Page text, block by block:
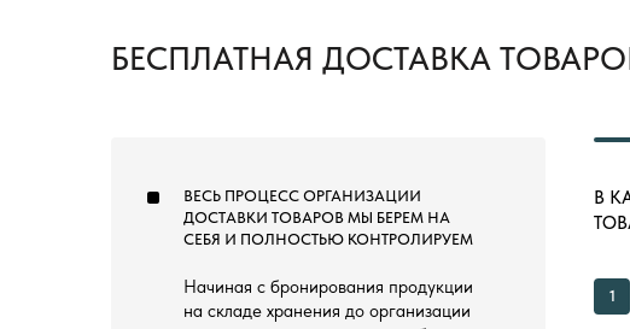
БЕСПЛАТНАЯ ДОСТАВКА
ВЕСЬ ПРОЦЕСС ОРГАНИЗАЦИИ
ДОСТАВКИ ТОВАРОВ МЫ БЕРЕМ НА
СЕБЯ И ПОЛНОСТЬЮ КОНТРОЛИРУЕМ
Начиная с бронирования продукции
на складе хранения до организации
1
В